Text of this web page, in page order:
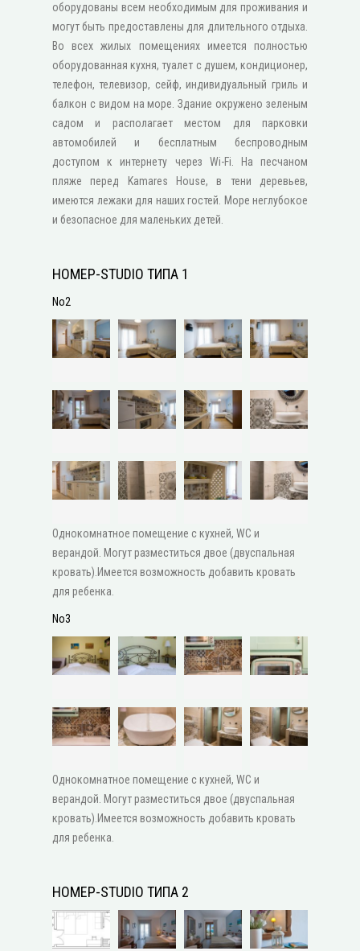
оборудованы всем необходимым для проживания и
могут быть предоставлены для длительного отдыха.
Во всех жилых помещениях имеется полностью
оборудованная кухня, туалет с душем, κондиционер,
телефон, телевизор, сейф, индивидуальный гриль и
балкон с видом на море. Здание окружено зеленым
садом и располагает местом для парковки
автомобилей и бесплатным беспроводным
доступом к интернету через Wi-Fi. На песчаном
пляже перед Kamares House, в тени деревьев,
имеются лежаки для наших гостей. Море неглубокое
и безопасное для маленьких детей.
НОМЕР-STUDIO ТИПА 1
No2
Однокомнатное помещение с кухней, WC и
верандой. Могут разместиться двое (двуспальная
кровать).Имеется возможность добавить кровать
для ребенка.
No3
Однокомнатное помещение с кухней, WC и
верандой. Могут разместиться двое (двуспальная
кровать).Имеется возможность добавить кровать
для ребенка.
НОМЕР-STUDIO ТИПА 2